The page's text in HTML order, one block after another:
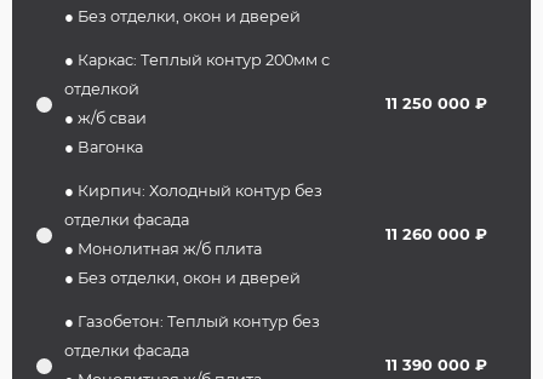
● Без отделки, окон и дверей
● Каркас: Теплый контур 200мм с
отделкой
● ж/б сваи
● Вагонка
11 250 000 ₽
● Кирпич: Холодный контур без
отделки фасада
● Монолитная ж/б плита
● Без отделки, окон и дверей
11 260 000 ₽
● Газобетон: Теплый контур без
отделки фасада
11 390 000 ₽